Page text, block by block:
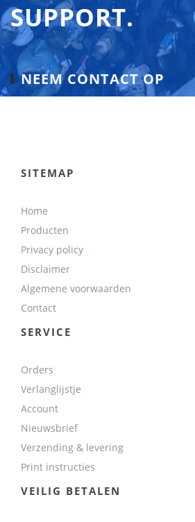
SUPPORT.
NEEM CONTACT OP
SITEMAP
Home
Producten
Privacy policy
Disclaimer
Algemene voorwaarden
Contact
SERVICE
Orders
Verlanglijstje
Account
Nieuwsbrief
Verzending & levering
Print instructies
VEILIG BETALEN